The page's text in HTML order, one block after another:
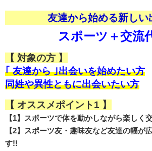
友達から始める新しい
スポーツ＋交流
【 対象の方 】
｢ 友達から ｣出会いを始めたい方
同姓や異性ともに出会いたい方
【 オススメポイント1 】
【1】スポーツで体を動かしながら楽しく
【2】スポーツ友・趣味友など友達の幅が
す!!